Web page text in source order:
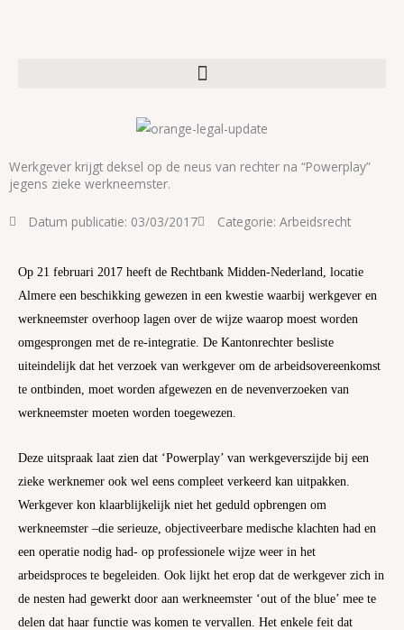
Werkgever krijgt deksel op de neus van rechter na “Powerplay”
jegens zieke werkneemster.
Datum publicatie: 03/03/2017 Categorie: Arbeidsrecht
Op 21 februari 2017 heeft de Rechtbank Midden-Nederland, locatie
Almere een beschikking gewezen in een kwestie waarbij werkgever en
werkneemster overhoop lagen over de wijze waarop moest worden
omgesprongen met de re-integratie. De Kantonrechter besliste
uiteindelijk dat het verzoek van werkgever om de arbeidsovereenkomst
te ontbinden, moet worden afgewezen en de nevenverzoeken van
werkneemster moeten worden toegewezen.
Deze uitspraak laat zien dat ‘Powerplay’ van werkgeverszijde bij een
zieke werknemer ook wel eens compleet verkeerd kan uitpakken.
Werkgever kon klaarblijkelijk niet het geduld opbrengen om
werkneemster –die serieuze, objectiveerbare medische klachten had en
een operatie nodig had- op professionele wijze weer in het
arbeidsproces te begeleiden. Ook lijkt het erop dat de werkgever zich in
de nesten had gewerkt door aan werkneemster ‘out of the blue’ mee te
delen dat haar functie was komen te vervallen. Het enkele feit dat